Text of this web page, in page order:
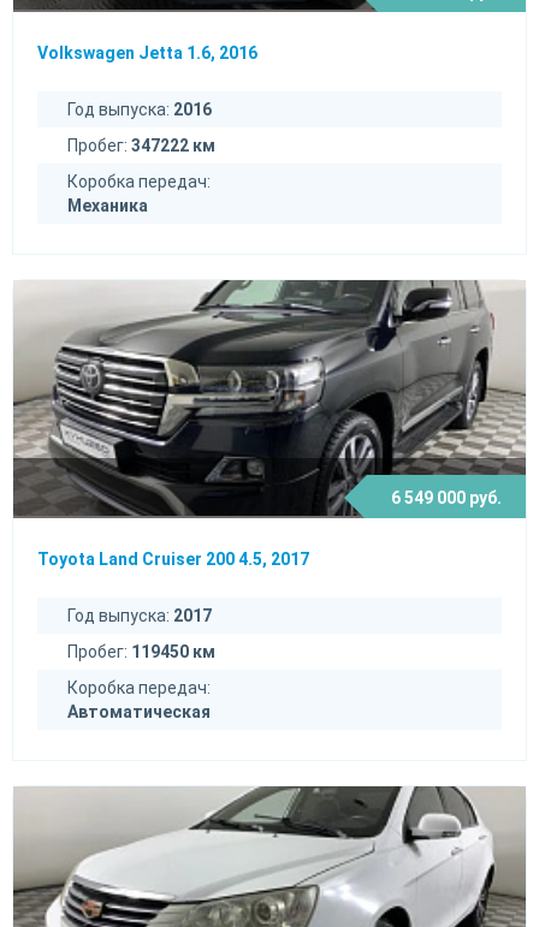
Volkswagen Jetta 1.6, 2016
Год выпуска: 2016
Пробег: 347222 км
Коробка передач:
Механика
6 549 000 руб.
Toyota Land Cruiser 200 4.5, 2017
Год выпуска: 2017
Пробег: 119450 км
Коробка передач:
Автоматическая